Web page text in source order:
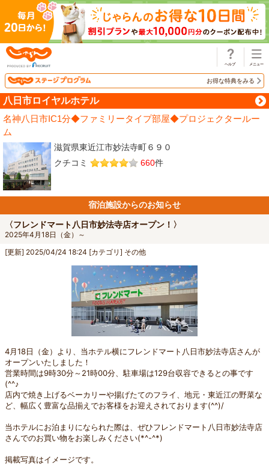
お得な特典をみる
八日市ロイヤルホテル
名神八日市IC1分◆ファミリータイプ部屋◆プロジェクタールー
ム
滋賀県東近江市妙法寺町６９０
クチコミ
660件
宿泊施設からのお知らせ
〈フレンドマート八日市妙法寺店オープン！〉
2025年4月18日（金）～
[更新] 2025/04/24 18:24 [カテゴリ] その他
4月18日（金）より、当ホテル横にフレンドマート八日市妙法寺店さんが
オープンいたしました！
営業時間は9時30分～21時00分、駐車場は129台収容できるとの事です
(^^♪
店内で焼き上げるベーカリーや揚げたてのフライ、地元・東近江の野菜な
ど、幅広く豊富な品揃えでお客様をお迎えされております(^^)/
当ホテルにお泊まりになられた際は、ぜひフレンドマート八日市妙法寺店
さんでのお買い物をお楽しみください(*^-^*)
掲載写真はイメージです。